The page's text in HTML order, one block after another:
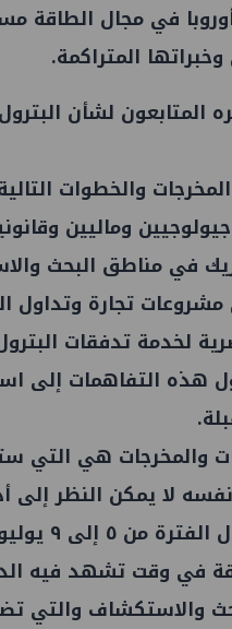
في مجال الطاقة
المتراكمة.
المتابعون لشأن
والخطوات
وماليين
في مناطق البحث
مشروعات تجارة وتداول
لخدمة تدفقات
هذه التفاهمات إلى
والمخرجات هي التي
لا يمكن النظر إلى
في وقت تشهد فيه
والاستكشاف والتي